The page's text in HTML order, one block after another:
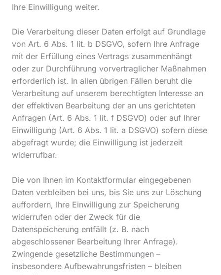
Ihre Einwilligung weiter.
Die Verarbeitung dieser Daten erfolgt auf Grundlage
von Art. 6 Abs. 1 lit. b DSGVO, sofern Ihre Anfrage
mit der Erfüllung eines Vertrags zusammenhängt
oder zur Durchführung vorvertraglicher Maßnahmen
erforderlich ist. In allen übrigen Fällen beruht die
Verarbeitung auf unserem berechtigten Interesse an
der effektiven Bearbeitung der an uns gerichteten
Anfragen (Art. 6 Abs. 1 lit. f DSGVO) oder auf Ihrer
Einwilligung (Art. 6 Abs. 1 lit. a DSGVO) sofern diese
abgefragt wurde; die Einwilligung ist jederzeit
widerrufbar.
Die von Ihnen im Kontaktformular eingegebenen
Daten verbleiben bei uns, bis Sie uns zur Löschung
auffordern, Ihre Einwilligung zur Speicherung
widerrufen oder der Zweck für die
Datenspeicherung entfällt (z. B. nach
abgeschlossener Bearbeitung Ihrer Anfrage).
Zwingende gesetzliche Bestimmungen –
insbesondere Aufbewahrungsfristen – bleiben